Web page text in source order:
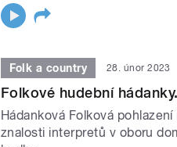
Folk a country 28. únor 2023
Folkové hudební
Hádanková Folková
znalosti interpretů v oboru